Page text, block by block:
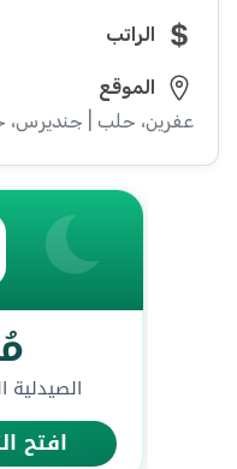
الراتب
الموقع
عفرين، حلب | جنديرس،